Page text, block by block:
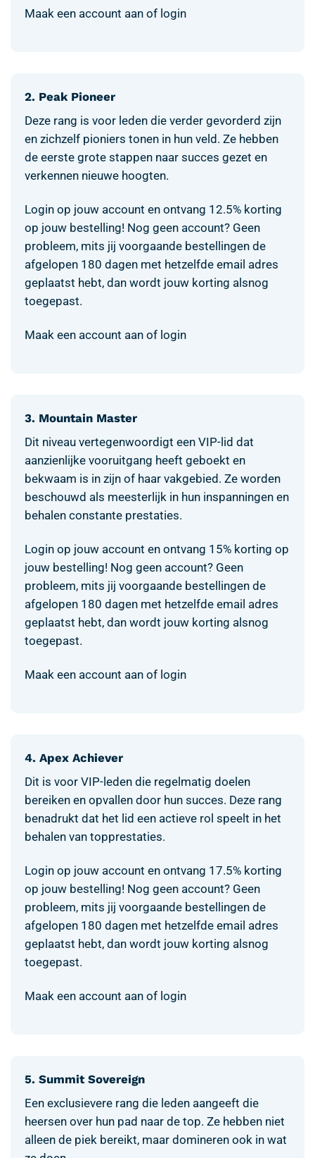
Maak een account aan of login
2. Peak Pioneer
Deze rang is voor leden die verder gevorderd zijn
en zichzelf pioniers tonen in hun veld. Ze hebben
de eerste grote stappen naar succes gezet en
verkennen nieuwe hoogten.
Login op jouw account en ontvang 12.5% korting
op jouw bestelling! Nog geen account? Geen
probleem, mits jij voorgaande bestellingen de
afgelopen 180 dagen met hetzelfde email adres
geplaatst hebt, dan wordt jouw korting alsnog
toegepast.
Maak een account aan of login
3. Mountain Master
Dit niveau vertegenwoordigt een VIP-lid dat
aanzienlijke vooruitgang heeft geboekt en
bekwaam is in zijn of haar vakgebied. Ze worden
beschouwd als meesterlijk in hun inspanningen en
behalen constante prestaties.
Login op jouw account en ontvang 15% korting op
jouw bestelling! Nog geen account? Geen
probleem, mits jij voorgaande bestellingen de
afgelopen 180 dagen met hetzelfde email adres
geplaatst hebt, dan wordt jouw korting alsnog
toegepast.
Maak een account aan of login
4. Apex Achiever
Dit is voor VIP-leden die regelmatig doelen
bereiken en opvallen door hun succes. Deze rang
benadrukt dat het lid een actieve rol speelt in het
behalen van topprestaties.
Login op jouw account en ontvang 17.5% korting
op jouw bestelling! Nog geen account? Geen
probleem, mits jij voorgaande bestellingen de
afgelopen 180 dagen met hetzelfde email adres
geplaatst hebt, dan wordt jouw korting alsnog
toegepast.
Maak een account aan of login
5. Summit Sovereign
Een exclusievere rang die leden aangeeft die
heersen over hun pad naar de top. Ze hebben niet
alleen de piek bereikt, maar domineren ook in wat